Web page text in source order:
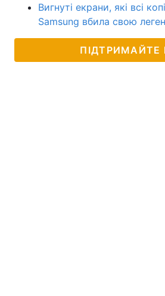
Вигнуті екрани, які всі
Samsung вбила свою
ПІДТРИМАЙТЕ